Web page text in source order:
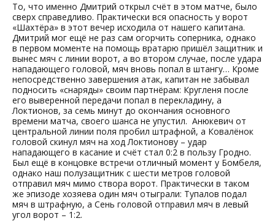
То, что именно Дмитрий открыл счёт в этом матче, было
сверх справедливо. Практически вся опасность у ворот
«Шахтёра» в этот вечер исходила от нашего капитана.
Дмитрий мог ещё не раз сам огорчить соперника, однако
в первом моменте на помощь вратарю пришёл защитник и
вынес мяч с линии ворот, а во втором случае, после удара
нападающего головой, мяч вновь попал в штангу… Кроме
непосредственно завершения атак, капитан не забывал
подносить «снаряды» своим партнёрам: Кругленя после
его выверенной передачи попал в перекладину, а
Локтионов, за семь минут до окончания основного
времени матча, своего шанса не упустил. Анюкевич от
центральной линии поля пробил штрафной, а Ковалёнок
головой скинул мяч на ход Локтионову – удар
нападающего в касание и счёт стал 0:2 в пользу Гродно.
Был ещё в концовке встречи отличный момент у Бомбеля,
однако наш полузащитник с шести метров головой
отправил мяч мимо створа ворот. Практически в таком
же эпизоде хозяева один мяч отыграли: Тупалов подал
мяч в штрафную, а Сень головой отправил мяч в левый
угол ворот – 1:2.